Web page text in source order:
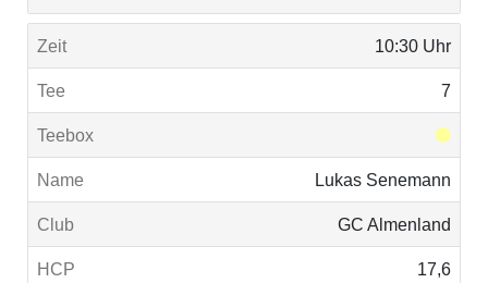
10:30 Uhr
7
Lukas Senemann
GC Almenland
17,6